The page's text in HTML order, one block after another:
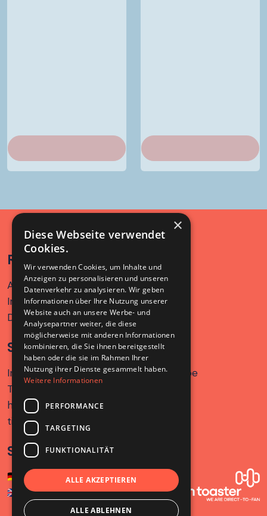
RECHTLICHES
Allgemeine Geschäftsbedingungen
Impressum
Datenschutz
SERVICES
Informationen zu Versand und Rückgabe
Tel.: +49 561 350 296 28 - 0
hallo@tickettoaster.de
tickettoast Support
SPRACHE
🇩🇪
Deutsch
🇬🇧
Englisch
×
Diese Webseite verwendet
Cookies.
Wir verwenden Cookies, um Inhalte und
Anzeigen zu personalisieren und unseren
Datenverkehr zu analysieren. Wir geben
Informationen über Ihre Nutzung unserer
Website auch an unsere Werbe- und
Analysepartner weiter, die diese
möglicherweise mit anderen Informationen
kombinieren, die Sie ihnen bereitgestellt
haben oder die sie im Rahmen Ihrer
Nutzung ihrer Dienste gesammelt haben.
Weitere Informationen
PERFORMANCE
TARGETING
FUNKTIONALITÄT
ALLE AKZEPTIEREN
ALLE ABLEHNEN